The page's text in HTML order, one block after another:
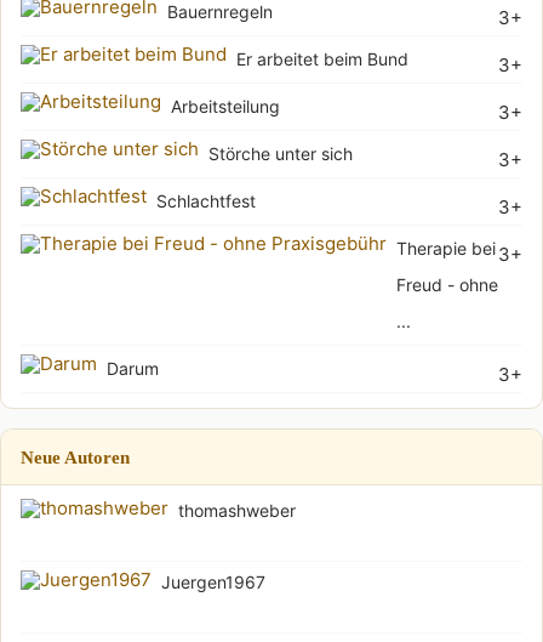
3+
Bauernregeln
3+
Er arbeitet beim Bund
3+
Arbeitsteilung
3+
Störche unter sich
3+
Schlachtfest
3+
Therapie bei
Freud - ohne
...
3+
Darum
Neue Autoren
thomashweber
Juergen1967